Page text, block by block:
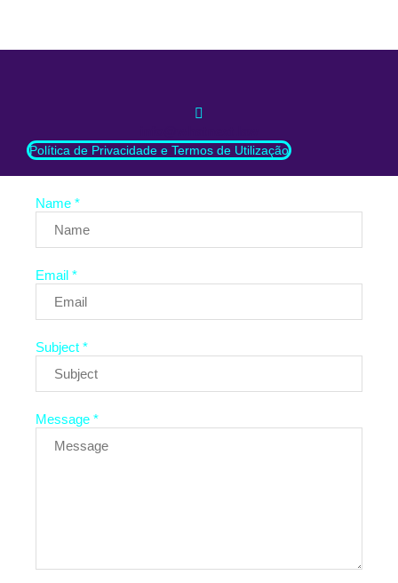
Política de Privacidade e Termos de Utilização
Name *
Email *
Subject *
Message *